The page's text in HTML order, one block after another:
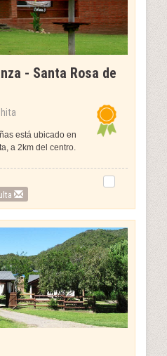
- Santa Rosa de
está ubicado en
a 2km del centro.